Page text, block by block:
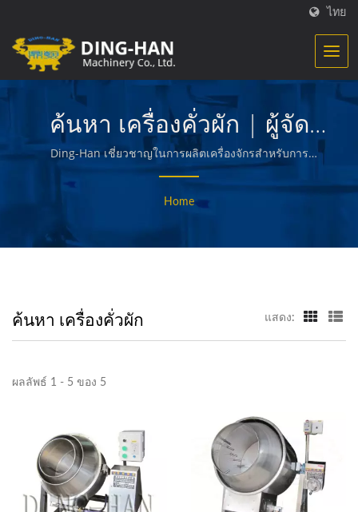
ไทย
ค้นหา เครื่องคั่วผัก | ผู้จัด
จำหน่ายเครื่องจักรและ
เครื่องจัดการการผลิตอาหาร
Ding-Han เชี่ยวชาญในการผลิตเครื่องจักรสำหรับการ
ประมวลผลอาหาร เราออกแบบ วิศวกรรม และสร้าง
เครื่องจักรที่ใช้ในการสร้างและบรรจุเนื้อสัตว์ที่เตรียมไว้ ผัก
และอาหารทะเล ฟรายส์ ขนมปังและขนมทอด และอาหาร
คุณภาพอื่น ๆ
Home
ค้นหา เครื่องคั่วผัก แสดง:
ผลลัพธ์ 1 - 5 ของ 5